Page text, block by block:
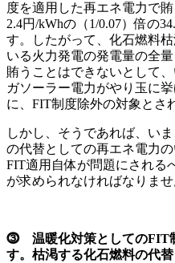
度を適用した再エネ電力で
2.4円/kWhの（1/0.07）倍の
す。したがって、化石燃料
いる火力発電の発電量の全
賄うことはできないとして
ガソーラー電力がやり玉に
に、FIT制度除外の対象とさ
しかし、そうであれば、い
の代替としての再エネ電力
FIT適用自体が問題にされる
が求められなければなりませ
⓷ 温暖化対策としてのFIT
す。枯渇する化石燃料の代